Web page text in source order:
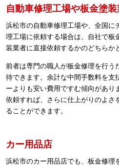
自動車修理工場や板金塗
浜松市の自動車修理工場や、全国に
理工場に依頼する場合は、自社で板
装業者に直接依頼するかのどちらか
前者は専門の職人が板金修理を行う
待できます。余計な中間手数料を支
ーよりも安い費用ですむ傾向があり
依頼すれば、さらに仕上がりのよさ
ることができます。
カー用品店
浜松市のカー用品店でも、板金修理